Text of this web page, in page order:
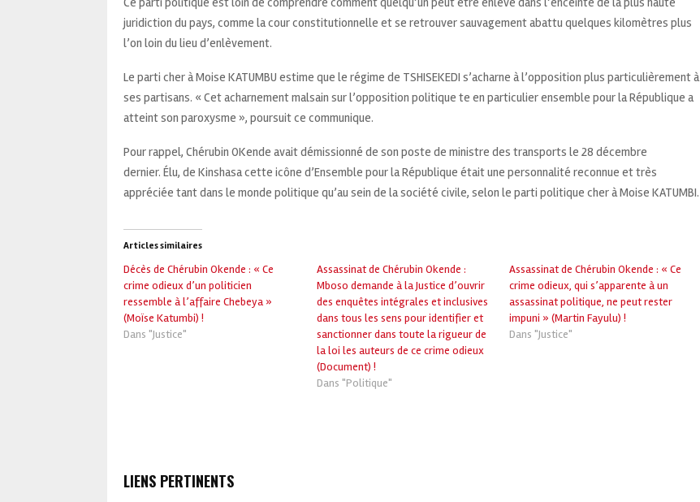
juridiction du pays, comme la cour constitutionnelle et se retrouver sauvagement abattu quelques kilomètres plus
l’on loin du lieu d’enlèvement.
Le parti cher à Moise KATUMBU estime que le régime de TSHISEKEDI s’acharne à l’opposition plus particulièrement à
ses partisans. « Cet acharnement malsain sur l’opposition politique te en particulier ensemble pour la République a
atteint son paroxysme », poursuit ce communique.
Pour rappel, Chérubin OKende avait démissionné de son poste de ministre des transports le 28 décembre
dernier. Élu, de Kinshasa cette icône d’Ensemble pour la République était une personnalité reconnue et très
appréciée tant dans le monde politique qu’au sein de la société civile, selon le parti politique cher à Moise KATUMBI.
Articles similaires
Décès de Chérubin Okende : « Ce
crime odieux d’un politicien
ressemble à l’affaire Chebeya »
(Moïse Katumbi) !
Dans "Justice"
Assassinat de Chérubin Okende :
Mboso demande à la Justice d’ouvrir
des enquêtes intégrales et inclusives
dans tous les sens pour identifier et
sanctionner dans toute la rigueur de
la loi les auteurs de ce crime odieux
(Document) !
Dans "Politique"
Assassinat de Chérubin Okende : « Ce
crime odieux, qui s’apparente à un
assassinat politique, ne peut rester
impuni » (Martin Fayulu) !
Dans "Justice"
LIENS PERTINENTS